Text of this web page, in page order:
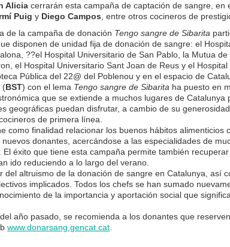
Alicia cerrarán esta campaña de captación de sangre, en
Puig y Diego Campos , entre otros cocineros de
de la campaña de donación Tengo sangre de Sibarita
disponen de unidad fija de donación de sangre: el
??el Hospital Universitario de San Pablo, la Mutua
el Hospital Universitario Sant Joan de Reus y el Hospital
Pública del 22@ del Poblenou y en el espacio de
(BST) con el lema Tengo sangre de Sibarita ha puesto en
que se extiende a muchos lugares de Catalunya
geográficas puedan disfrutar, a cambio de su
de primera línea.
como finalidad relacionar los buenos hábitos alimenticios
donantes, acercándose a las especialidades de
éxito que tiene esta campaña permite también
ido reduciendo a lo largo del verano.
del altruismo de la donación de sangre en Catalunya, así
implicados. Todos los chefs se han sumado
de la importancia y aportación social que
año pasado, se recomienda a los donantes que
www.donarsang.gencat.cat